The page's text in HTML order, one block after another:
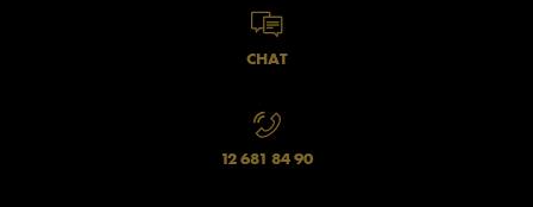
CHAT
12 681 84 90